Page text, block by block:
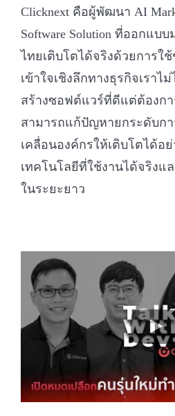
Clicknext คือผู้พัฒนา AI
Software Solution ที่ออกแบ
ไทยเติบโตได้จริงด้วยการใ
เข้าใจเชิงลึกทางธุรกิจเราไ
สร้างซอฟต์แวร์ที่ดีแต่ต้องก
สามารถแก้ปัญหายกระดับก
เคลื่อนองค์กรให้เติบโตได้อ
เทคโนโลยีที่ใช้งานได้จริงแ
ในระยะยาว